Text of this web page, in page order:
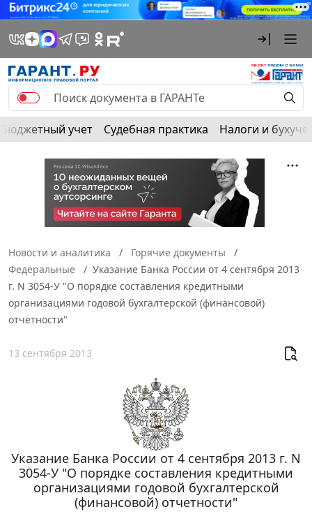
Бюджетный учет Судебная практика Налоги и
Новости и аналитика
Горячие документы
Федеральные
Указание Банка России от 4 сентября 2013
г. N 3054-У "О порядке составления кредитными
организациями годовой бухгалтерской (финансовой)
отчетности"
13 сентября 2013
Указание Банка России от 4 сентября 2013 г. N
3054-У "О порядке составления кредитными
организациями годовой бухгалтерской
(финансовой) отчетности"